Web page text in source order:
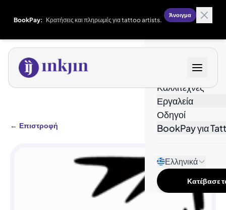
BookPay: Κρατήσεις και πληρωμές για tattoo artists.
Άνοιγμα
Καλλιτέχνες
Εργαλεία
Οδηγοί
BookPay για
Ελληνικά
Κατέβασε
← Επιστροφή